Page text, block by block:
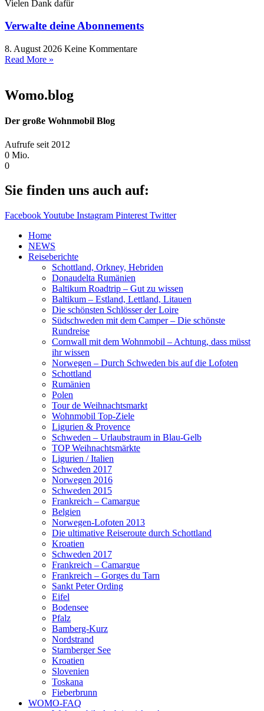
Vielen Dank dafür
Verwalte deine Abonnements
8. August 2026 Keine Kommentare
Read More »
Womo.blog
Der große Wohnmobil Blog​
Aufrufe seit 2012
0 Mio.
0
Sie finden uns auch auf:
FacebookYoutube Instagram Pinterest Twitter
Home
NEWS
Reiseberichte
Schottland, Orkney, Hebriden
Donaudelta Rumänien
Baltikum Roadtrip – Gut zu wissen
Baltikum – Estland, Lettland, Litauen
Die schönsten Schlösser der Loire
Südschweden mit dem Camper – Die schönste
Rundreise
Cornwall mit dem Wohnmobil – Achtung, dass müsst
ihr wissen
Norwegen – Durch Schweden bis auf die Lofoten
Schottland
Rumänien
Polen
Tour de Weihnachtsmarkt
Wohnmobil Top-Ziele
Ligurien & Provence
Schweden – Urlaubstraum in Blau-Gelb
TOP Weihnachtsmärkte
Ligurien / Italien
Schweden 2017
Norwegen 2016
Schweden 2015
Frankreich – Camargue
Belgien
Norwegen-Lofoten 2013
Die ultimative Reiseroute durch Schottland
Kroatien
Schweden 2017
Frankreich – Camargue
Frankreich – Gorges du Tarn
Sankt Peter Ording
Eifel
Bodensee
Pfalz
Bamberg-Kurz
Nordstrand
Starnberger See
Kroatien
Slovenien
Toskana
Fieberbrunn
WOMO-FAQ